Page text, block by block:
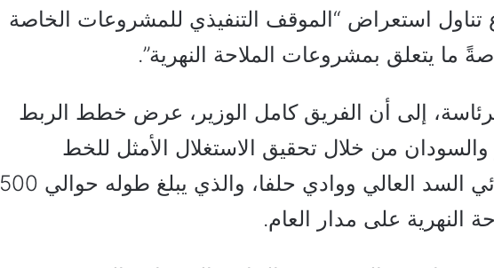
تناول استعراض “الموقف التنفيذي للمشروعات الخاصة
ما يتعلق بمشروعات الملاحة النهرية”.
إلى أن الفريق كامل الوزير، عرض خطط الربط
من خلال تحقيق الاستغلال الأمثل للخط
الملاحي بين مينائي السد العالي ووادي حلفا، والذي يبلغ طوله حوالي 500
النهرية على مدار العام.